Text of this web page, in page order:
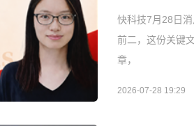
快科技7月28日
前二，这份关键
章，
2026-07-28 19:29